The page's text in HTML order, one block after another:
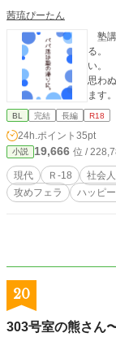
茜琉ぴーたん
塾講
る。
い。
思わぬ方向へ
ます。
BL 完結 長編 R18
24h.ポイント 35pt
小説 19,666 位 /
現代 Ｒ-18 社会
攻めフェラ
ハッピ
20
303号室の熊さん